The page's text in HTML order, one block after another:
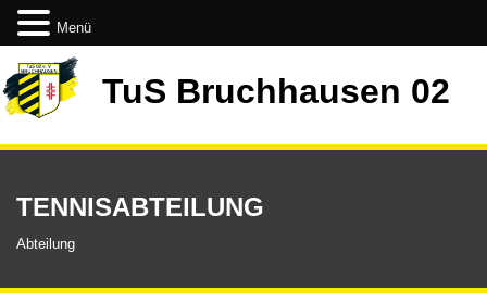
TuS Bruchhausen 02
TENNISABTEILUNG
Abteilung
Menü